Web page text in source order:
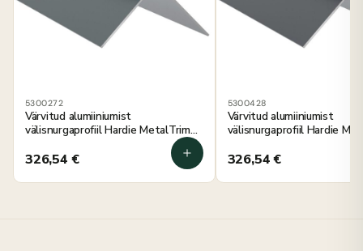
5300272
Värvitud alumiiniumist
välisnurgaprofiil Hardie MetalTrim
326,54 €
5300428
Värvitud alumiiniumist
välisnurgaprofiil Hardie
326,54€